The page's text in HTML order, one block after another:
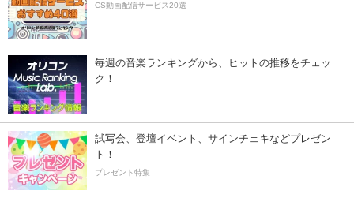
CS動画配信サービス20選
毎週の音楽ランキングから、ヒットの推移をチェッ
ク！
試写会、登壇イベント、サインチェキなどプレゼン
ト！
プレゼント特集